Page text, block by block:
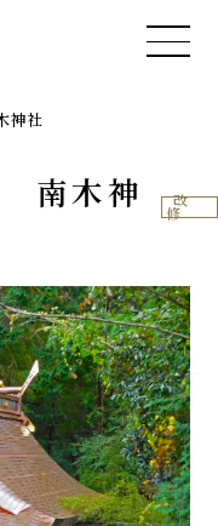
神社
南木神 改
修